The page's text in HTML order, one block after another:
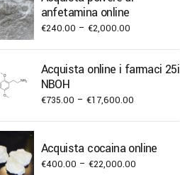
anfetamina online
€240.00 – €2,000.00Price
€240.00
€2,000.00
Acquista online i farmaci 25i
NBOH
€735.00 – €17,600.00Price
through
€17,600.00
Acquista cocaina online
€400.00 – €22,000.00Price